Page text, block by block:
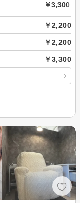
￥3,300～
￥2,200
￥2,200
￥3,300